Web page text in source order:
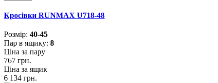
Кросівки RUNMAX U718-48
Розмiр: 40-45
Пар в ящику: 8
Ціна за пару
767 грн.
Ціна за ящик
6 134 грн.